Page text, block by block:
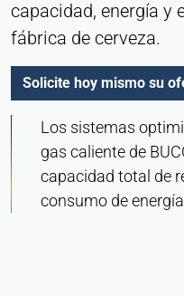
capacidad, energía y
fábrica de cerveza.
Solicite hoy mismo su
Los sistemas
gas caliente de
capacidad total de
consumo de